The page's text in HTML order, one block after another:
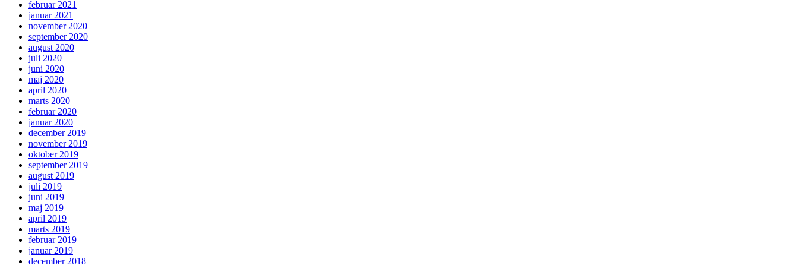
februar 2021
januar 2021
november 2020
september 2020
august 2020
juli 2020
juni 2020
maj 2020
april 2020
marts 2020
februar 2020
januar 2020
december 2019
november 2019
oktober 2019
september 2019
august 2019
juli 2019
juni 2019
maj 2019
april 2019
marts 2019
februar 2019
januar 2019
december 2018